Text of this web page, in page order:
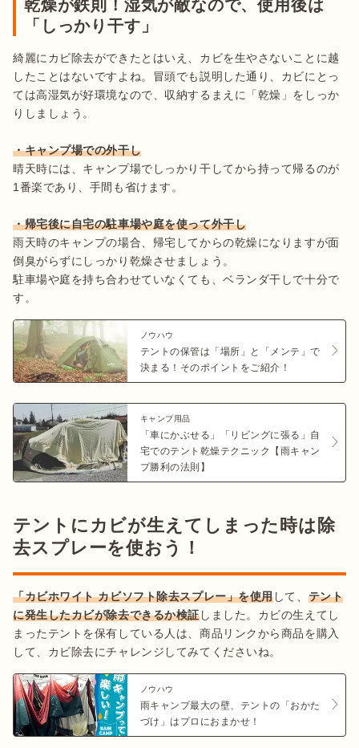
乾燥が鉄則！湿気が敵なので、使用後は
「しっかり干す」
綺麗にカビ除去ができたとはいえ、カビを生やさないことに越
したことはないですよね。冒頭でも説明した通り、カビにとっ
ては高湿気が好環境なので、収納するまえに「乾燥」をしっか
りしましょう。
・キャンプ場での外干し
晴天時には、キャンプ場でしっかり干してから持って帰るのが
1番楽であり、手間も省けます。
・帰宅後に自宅の駐車場や庭を使って外干し
雨天時のキャンプの場合、帰宅してからの乾燥になりますが面
倒臭がらずにしっかり乾燥させましょう。
駐車場や庭を持ち合わせていなくても、ベランダ干しで十分で
す。
ノウハウ
テントの保管は「場所」と「メンテ」で
決まる！そのポイントをご紹介！
キャンプ用品
「車にかぶせる」「リビングに張る」自
宅でのテント乾燥テクニック【雨キャン
プ勝利の法則】
テントにカビが生えてしまった時は除
去スプレーを使おう！
「カビホワイト カビソフト除去スプレー」を使用して、 テント
に発生したカビが除去できるか検証しました。カビの生えてし
まったテントを保有している人は、商品リンクから商品を購入
して、カビ除去にチャレンジしてみてくださいね。
ノウハウ
雨キャンプ最大の壁、テントの「おかた
づけ」はプロにおまかせ！